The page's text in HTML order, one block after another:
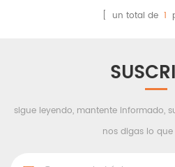
diferentes requisitos de[ un total de 1
sigue leyendo, mantente informado,
nos digas lo que